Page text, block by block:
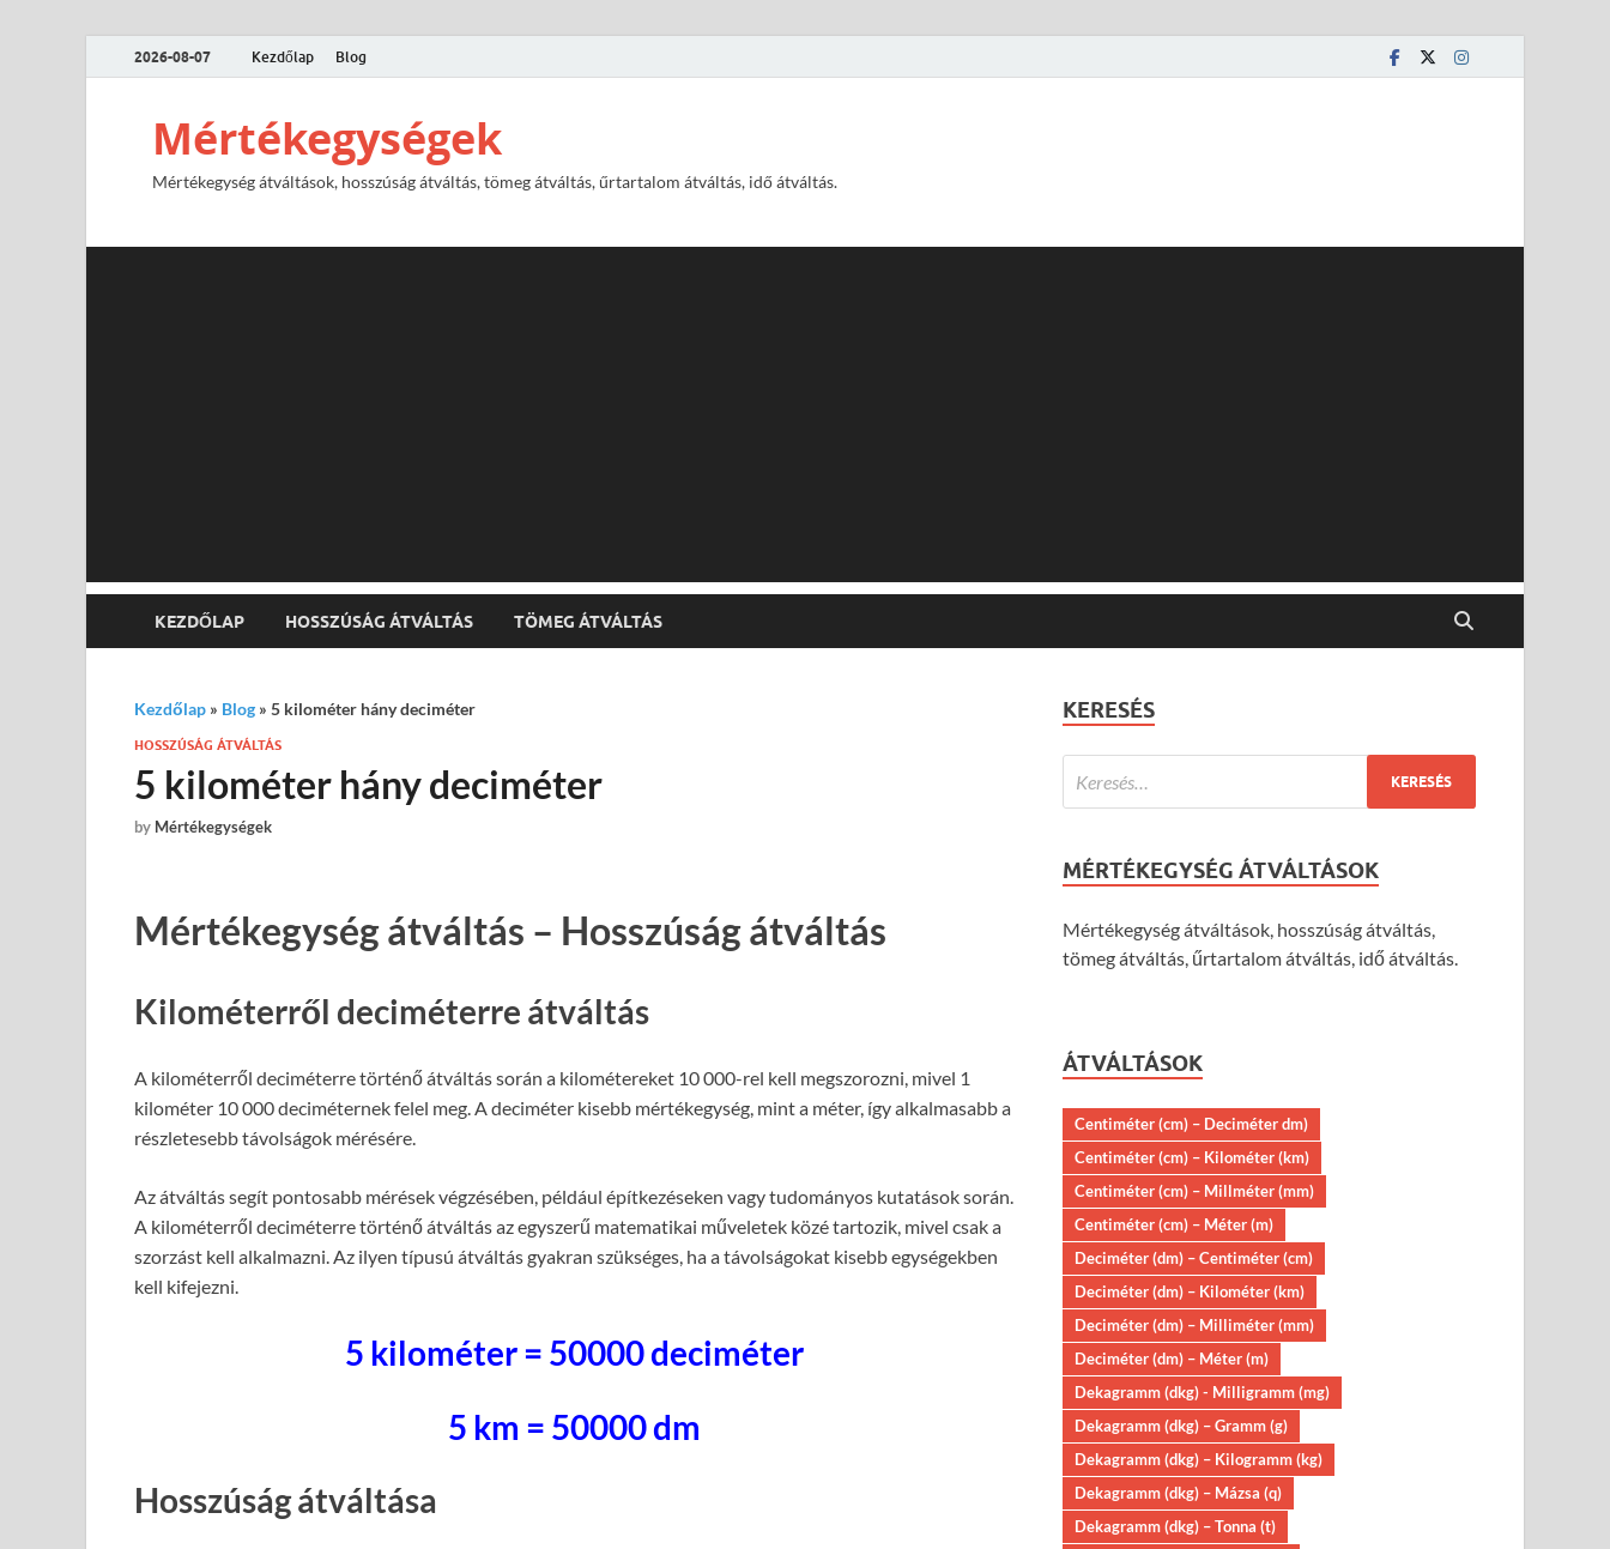
2026-08-07 Kezdőlap Blog
Mértékegységek
Mértékegység átváltások, hosszúság átváltás, tömeg átváltás, űrtartalom átváltás, idő átváltás.
KEZDŐLAP HOSSZÚSÁG ÁTVÁLTÁS TÖMEG ÁTVÁLTÁS
Kezdőlap » Blog » 5 kilométer hány deciméter
HOSSZÚSÁG ÁTVÁLTÁS
5 kilométer hány deciméter
by Mértékegységek
Mértékegység átváltás – Hosszúság átváltás
Kilométerről deciméterre átváltás
A kilométerről deciméterre történő átváltás során a kilométereket 10 000-rel kell megszorozni, mivel 1
kilométer 10 000 deciméternek felel meg. A deciméter kisebb mértékegység, mint a méter, így alkalmasabb a
részletesebb távolságok mérésére.
Az átváltás segít pontosabb mérések végzésében, például építkezéseken vagy tudományos kutatások során.
A kilométerről deciméterre történő átváltás az egyszerű matematikai műveletek közé tartozik, mivel csak a
szorzást kell alkalmazni. Az ilyen típusú átváltás gyakran szükséges, ha a távolságokat kisebb egységekben
kell kifejezni.
5 kilométer = 50000 deciméter
5 km = 50000 dm
Hosszúság átváltása
KERESÉS
MÉRTÉKEGYSÉG ÁTVÁLTÁSOK
Mértékegység átváltások, hosszúság átváltás,
tömeg átváltás, űrtartalom átváltás, idő átváltás.
ÁTVÁLTÁSOK
Centiméter (cm) – Deciméter dm)
Centiméter (cm) – Kilométer (km)
Centiméter (cm) – Millméter (mm)
Centiméter (cm) – Méter (m)
Deciméter (dm) – Centiméter (cm)
Deciméter (dm) – Kilométer (km)
Deciméter (dm) – Milliméter (mm)
Deciméter (dm) – Méter (m)
Dekagramm (dkg) - Milligramm (mg)
Dekagramm (dkg) – Gramm (g)
Dekagramm (dkg) – Kilogramm (kg)
Dekagramm (dkg) – Mázsa (q)
Dekagramm (dkg) – Tonna (t)